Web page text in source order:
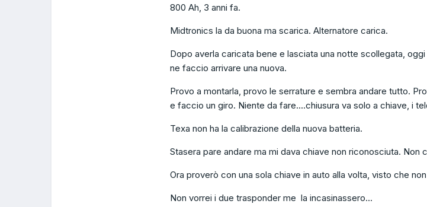
800 Ah, 3 anni fa.
Midtronics la da buona ma scarica. Alternatore carica.
Dopo averla caricata bene e lasciata una notte scollegata,
ne faccio arrivare una nuova.
Provo a montarla, provo le serrature e sembra andare tutto.
e faccio un giro. Niente da fare....chiusura va solo a chiave, i
Texa non ha la calibrazione della nuova batteria.
Stasera pare andare ma mi dava chiave non riconosciuta. Non
Ora proverò con una sola chiave in auto alla volta, visto che
Non vorrei i due trasponder me la incasinassero...